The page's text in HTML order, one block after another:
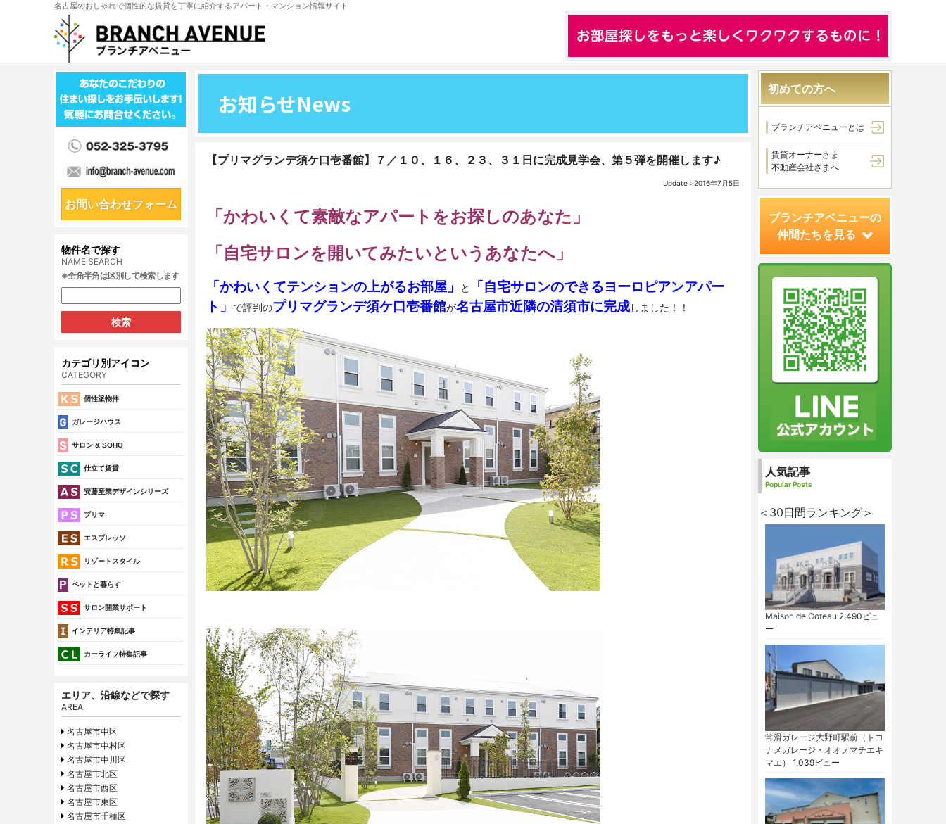
名古屋のおしゃれで個性的な賃貸を丁寧に紹介するアパート・マンション情報サイト
お知らせNews
【プリマグランデ須ケ口壱番館】７／１０、１６、２３、３１日に完成見学会、第５弾を開催します♪
Update : 2016年7月5日
「かわいくて素敵なアパートをお探しのあなた」
「自宅サロンを開いてみたいというあなたへ」
「かわいくてテンションの上がるお部屋」 と
「自宅サロンのできるヨーロピアンアパー
ト」
で評判のプリマグランデ須ケ口壱番館が名古屋市近隣の清須市に完成しました！！
お問い合わせフォーム
物件名で探す
NAME SEARCH
※全角半角は区別して検索します
カテゴリ別アイコン
CATEGORY
個性派物件
ガレージハウス
サロン & SOHO
仕立て賃貸
安藤産業デザインシリーズ
プリマ
エスプレッソ
リゾートスタイル
ペットと暮らす
サロン開業サポート
インテリア特集記事
カーライフ特集記事
エリア、沿線などで探す
AREA
名古屋市中区
名古屋市中村区
名古屋市中川区
名古屋市北区
名古屋市西区
名古屋市東区
名古屋市千種区
初めての方へ
ブランチアベニューとは
賃貸オーナーさま
不動産会社さまへ
ブランチアベニューの
仲間たちを見る
人気記事
Popular Posts
＜30日間ランキング＞
Maison de Coteau 2,490ビュ
ー
常滑ガレージ大野町駅前（トコ
ナメガレージ・オオノマチエキ
マエ）
1,039ビュー